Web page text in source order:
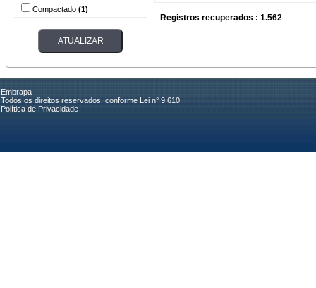
Compactado (1)
Registros recuperados : 1.562
Embrapa
Todos os direitos reservados, conforme Lei n° 9.610
Política de Privacidade